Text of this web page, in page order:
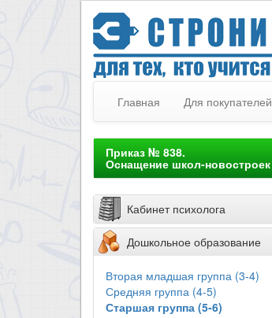
Главная Для покупателей
Приказ № 838.
Оснащение школ-новостроек
Кабинет психолога
Дошкольное образование
Вторая младшая группа (3-4)
Средняя группа (4-5)
Старшая группа (5-6)